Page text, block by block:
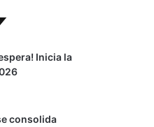
Inicia la
consolida